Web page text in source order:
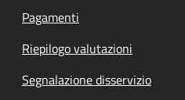
Pagamenti
Riepilogo valutazioni
Segnalazione disservizio